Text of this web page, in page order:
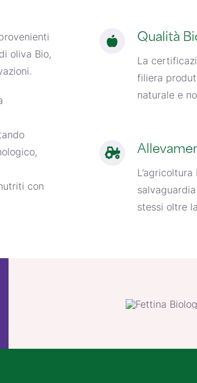
oliva Bio,
con
Qualità
La
filiera
naturale e
stessi oltre